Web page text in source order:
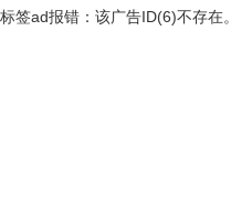
标签ad报错：该广告ID(6)不存在。